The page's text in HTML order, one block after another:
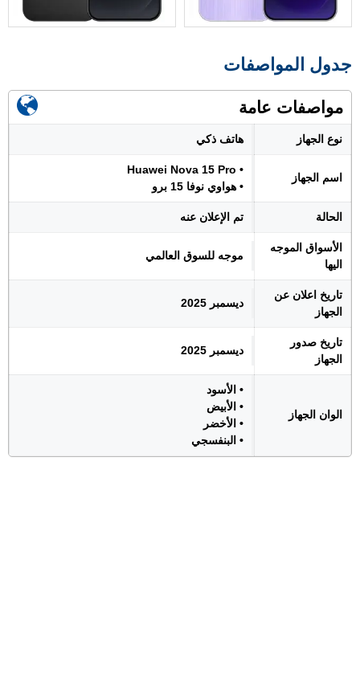
جدول المواصفات
مواصفات عامة
نوع الجهاز هاتف ذكي
اسم الجهاز
• Huawei Nova 15 Pro
• هواوي نوفا 15 برو
الحالة تم الإعلان عنه
الأسواق الموجه
اليها
موجه للسوق العالمي
تاريخ اعلان عن
الجهاز
ديسمبر 2025
تاريخ صدور
الجهاز
ديسمبر 2025
الوان الجهاز
• الأسود
• الأبيض
• الأخضر
• البنفسجي